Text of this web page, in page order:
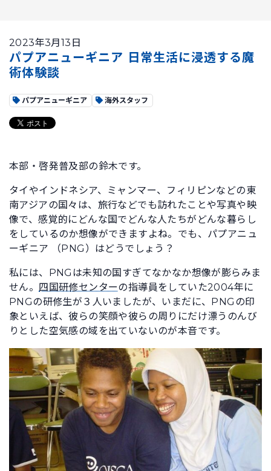
2023年3月13日
パプアニューギニア 日常生活に浸透する魔
術体験談
パプアニューギニア 海外スタッフ
本部・啓発普及部の鈴木です。
タイやインドネシア、ミャンマー、フィリピンなどの東
南アジアの国々は、旅行などでも訪れたことや写真や映
像で、感覚的にどんな国でどんな人たちがどんな暮らし
をしているのか想像ができますよね。でも、パプアニュ
ーギニア （PNG）はどうでしょう？
私には、PNGは未知の国すぎてなかなか想像が膨らみま
せん。 四国研修センターの指導員をしていた2004年に
PNGの研修生が３人いましたが、いまだに、PNGの印
象といえば、彼らの笑顔や彼らの周りにだけ漂うのんび
りとした空気感の域を出ていないのが本音です。